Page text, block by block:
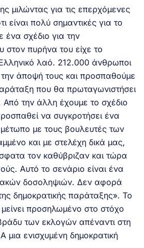
μιλώντας για τις επερχόμενες
είναι πολύ σημαντικές για το
ένα σχέδιο για την
στον πυρήνα του είχε το
λαό. 212.000 άνθρωποι
την άποψή τους και προσπαθούμε
που θα πρωταγωνιστήσει
την άλλη έχουμε το σχέδιο
να συγκροτήσει ένα
με τους βουλευτές των
και με στελέχη δικά μας,
τον καθύβριζαν και τώρα
Αυτό το σενάριο είναι ένα
δοσοληψιών. Δεν αφορά
δημοκρατικής παράταξης». Το
προσηλωμένο στο στόχο
των εκλογών απέναντι στη
μια ενισχυμένη δημοκρατική